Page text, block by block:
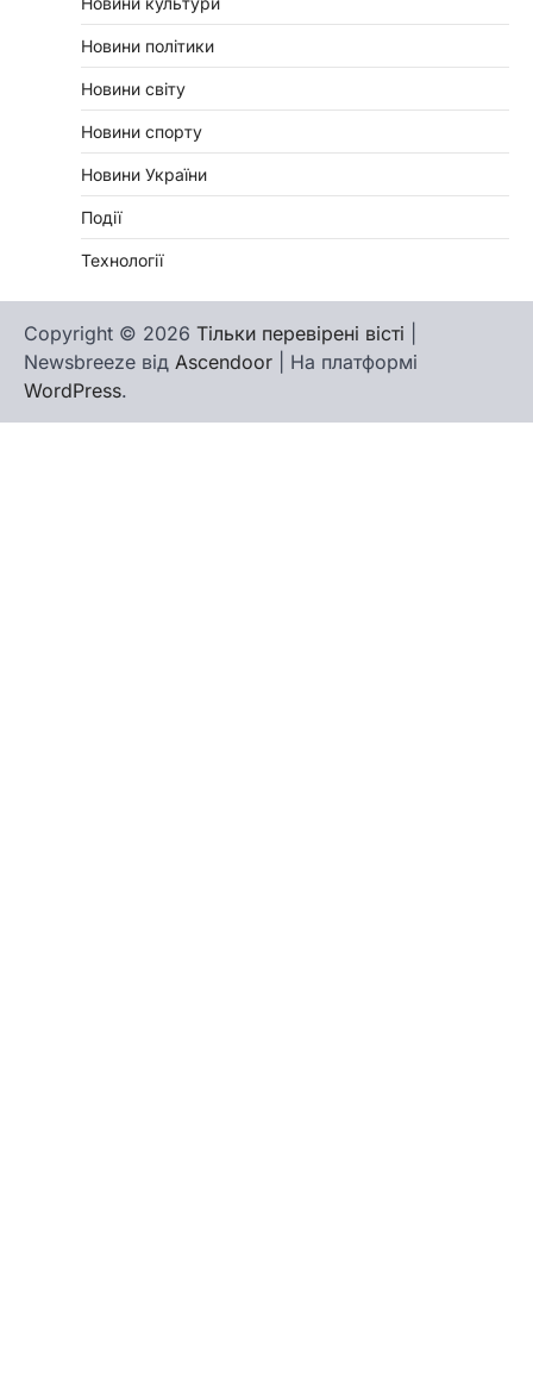
Новини політики
Новини світу
Новини спорту
Новини України
Події
Технології
Copyright © 2026 Тільки перевірені вісті
Newsbreeze від Ascendoor | На платформі
WordPress.